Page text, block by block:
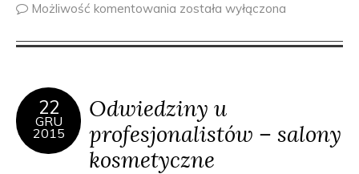
Możliwość komentowania została wyłączona
22
GRU
2015
Odwiedziny u
profesjonalistów – salony
kosmetyczne